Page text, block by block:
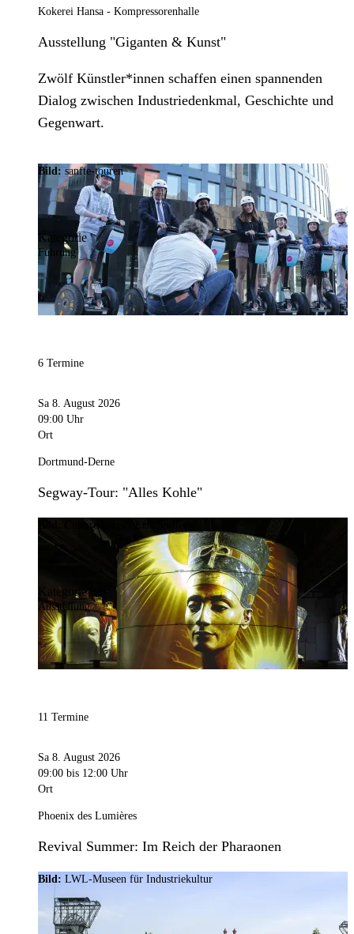
Kokerei Hansa - Kompressorenhalle
Ausstellung "Giganten & Kunst"
Zwölf Künstler*innen schaffen einen spannenden
Dialog zwischen Industriedenkmal, Geschichte und
Gegenwart.
Bild: sanfte-touren
Kategorie
Führung
6 Termine
Sa 8. August 2026
09:00 Uhr
Ort
Dortmund-Derne
Segway-Tour: "Alles Kohle"
Culturespaces / Eric Spiller
Kategorie
Ausstellung
11 Termine
Sa 8. August 2026
09:00 bis 12:00 Uhr
Ort
Phoenix des Lumières
Revival Summer: Im Reich der Pharaonen
Bild: LWL-Museen für Industriekultur